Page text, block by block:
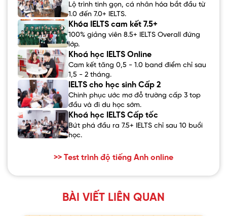
Lộ trình tinh gọn, cá nhân hóa bắt đầu từ
1.0 đến 7.0+ IELTS.
Khóa IELTS cam kết 7.5+
100% giảng viên 8.5+ IELTS Overall đứng
lớp.
Khoá học IELTS Online
Cam kết tăng 0,5 - 1.0 band điểm chỉ sau
1,5 - 2 tháng.
IELTS cho học sinh Cấp 2
Chinh phục ước mơ đỗ trường cấp 3 top
đầu và đi du học sớm.
Khoá học IELTS Cấp tốc
Bứt phá đầu ra 7.5+ IELTS chỉ sau 10 buổi
học.
>> Test trình độ tiếng Anh online
BÀI VIẾT LIÊN QUAN